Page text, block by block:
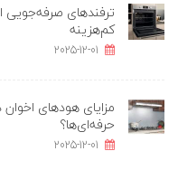
ترفندهای صرفه‌جویی
کم‌هزینه
2025-12-01
مزایای هودهای
حرفه‌ای‌ها؟
2025-12-01